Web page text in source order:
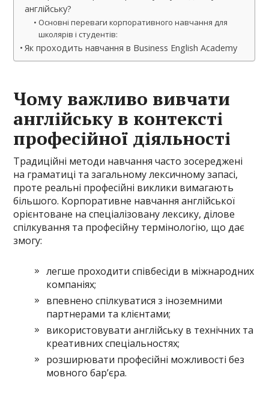
англійську?
Основні переваги корпоративного навчання для
школярів і студентів:
Як проходить навчання в Business English Academy
Чому важливо вивчати
англійську в контексті
професійної діяльності
Традиційні методи навчання часто зосереджені
на граматиці та загальному лексичному запасі,
проте реальні професійні виклики вимагають
більшого. Корпоративне навчання англійської
орієнтоване на спеціалізовану лексику, ділове
спілкування та професійну термінологію, що дає
змогу:
легше проходити співбесіди в міжнародних
компаніях;
впевнено спілкуватися з іноземними
партнерами та клієнтами;
використовувати англійську в технічних та
креативних спеціальностях;
розширювати професійні можливості без
мовного бар’єра.